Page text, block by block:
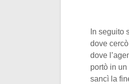
In seguito
dove
dove
portò in
sancì la